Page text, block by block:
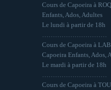
Cours de Capoeira à
Enfants, Ados, Adultes
Le lundi à partir de 18h
Cours de Capoeira à
Capoeira Enfants, Ados,
Le mardi à partir de 18h
Cours de Capoeira à